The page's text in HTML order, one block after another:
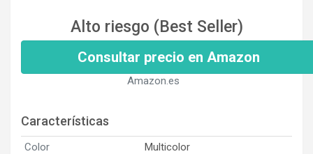
Alto riesgo (Best Seller)
Consultar precio en Amazon
Amazon.es
Características
Color
Multicolor